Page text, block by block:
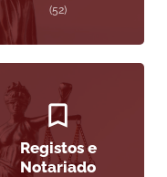
(52)
Registos e
Notariado